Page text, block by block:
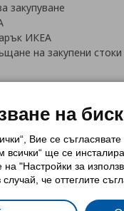
закупуване
ИКЕА
на закупени стоки
за използване на
политика за личните данни
за защита на лични
на
Вие се
всички“ ще се
на "Настройки за
че оттеглите